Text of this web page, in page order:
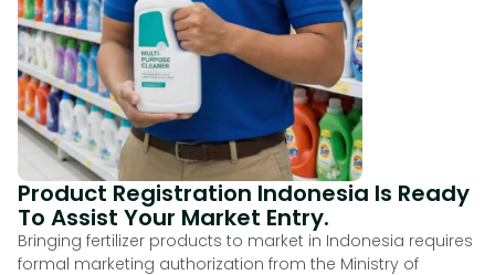
Product Registration Indonesia Is Ready
To Assist Your Market Entry.
Bringing fertilizer products to market in Indonesia requires
formal marketing authorization from the Ministry of